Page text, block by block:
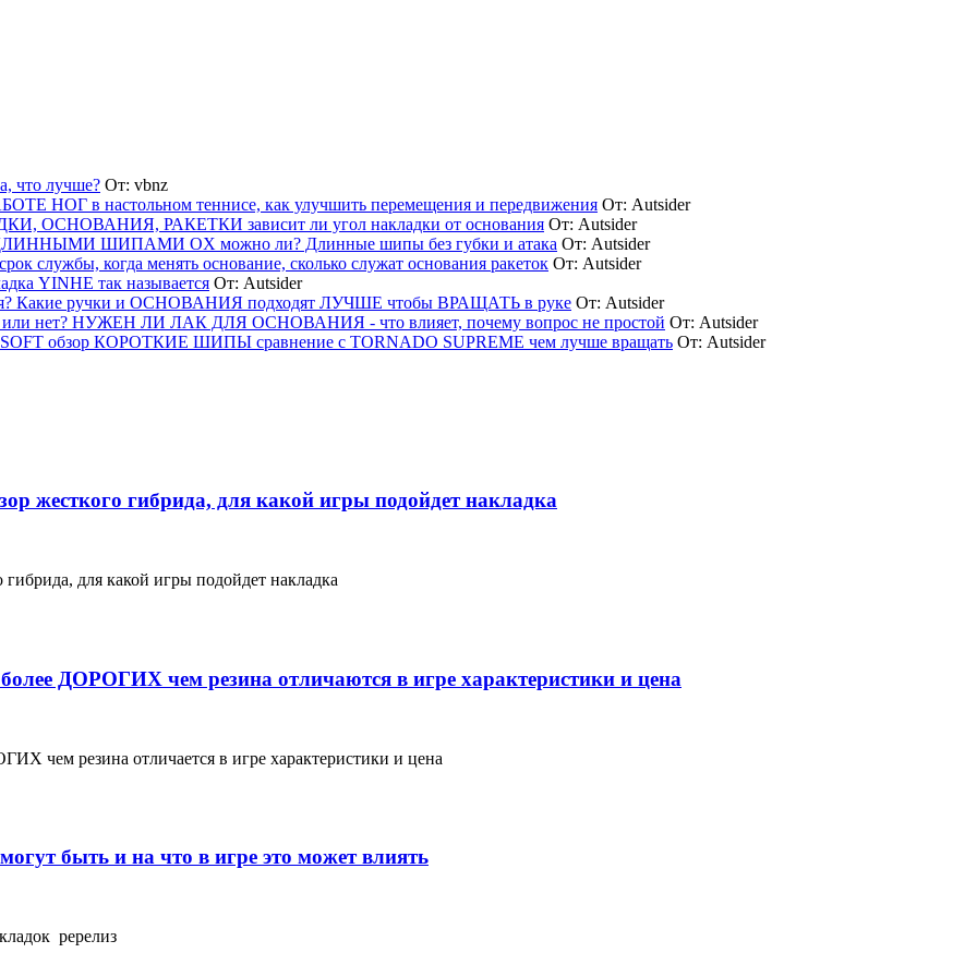
что лучше? От: vbnz
НОГ в настольном теннисе, как улучшить перемещения и передвижения От: Autsider
ОСНОВАНИЯ, РАКЕТКИ зависит ли угол накладки от основания От: Autsider
ШИПАМИ OX можно ли? Длинные шипы без губки и атака От: Autsider
когда менять основание, сколько служат основания ракеток От: Autsider
YINHE так называется От: Autsider
Какие ручки и ОСНОВАНИЯ подходят ЛУЧШЕ чтобы ВРАЩАТЬ в руке От: Autsider
нет? НУЖЕН ЛИ ЛАК ДЛЯ ОСНОВАНИЯ - что влияет, почему вопрос не простой От: Autsider
обзор КОРОТКИЕ ШИПЫ сравнение с TORNADO SUPREME чем лучше вращать От: Autsider
жесткого гибрида, для какой игры подойдет накладка
для какой игры подойдет накладка
ДОРОГИХ чем резина отличаются в игре характеристики и цена
резина отличается в игре характеристики и цена
быть и на что в игре это может влиять
ререлиз